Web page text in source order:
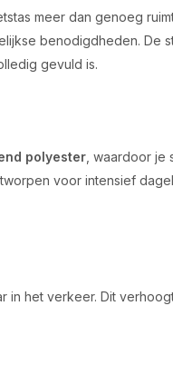
meer dan genoeg
benodigdheden. De
gevuld is.
polyester , waardoor
voor intensief
het verkeer. Dit